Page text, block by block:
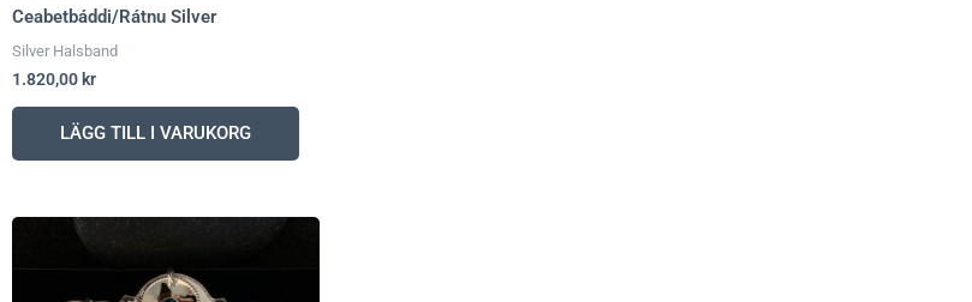
Ceabetbáddi/Rátnu Silver
Silver Halsband
1.820,00 kr
LÄGG TILL I VARUKORG